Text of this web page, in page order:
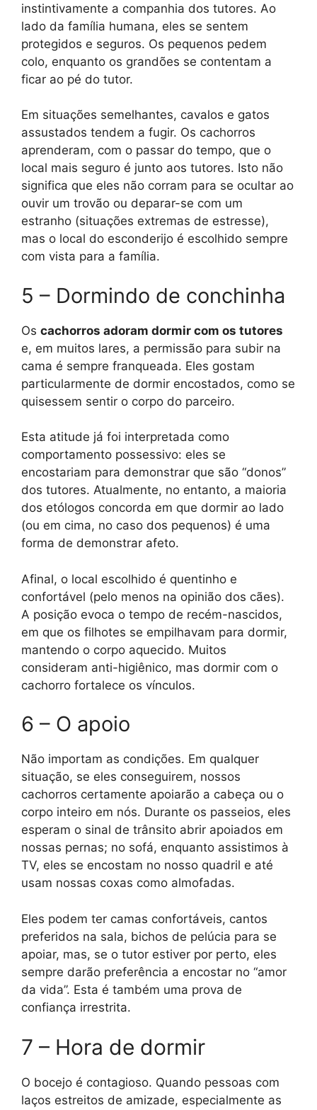
instintivamente a companhia dos tutores. Ao
lado da família humana, eles se sentem
protegidos e seguros. Os pequenos pedem
colo, enquanto os grandões se contentam a
ficar ao pé do tutor.
Em situações semelhantes, cavalos e gatos
assustados tendem a fugir. Os cachorros
aprenderam, com o passar do tempo, que o
local mais seguro é junto aos tutores. Isto não
significa que eles não corram para se ocultar ao
ouvir um trovão ou deparar-se com um
estranho (situações extremas de estresse),
mas o local do esconderijo é escolhido sempre
com vista para a família.
5 – Dormindo de conchinha
Os cachorros adoram dormir com os tutores
e, em muitos lares, a permissão para subir na
cama é sempre franqueada. Eles gostam
particularmente de dormir encostados, como se
quisessem sentir o corpo do parceiro.
Esta atitude já foi interpretada como
comportamento possessivo: eles se
encostariam para demonstrar que são “donos”
dos tutores. Atualmente, no entanto, a maioria
dos etólogos concorda em que dormir ao lado
(ou em cima, no caso dos pequenos) é uma
forma de demonstrar afeto.
Afinal, o local escolhido é quentinho e
confortável (pelo menos na opinião dos cães).
A posição evoca o tempo de recém-nascidos,
em que os filhotes se empilhavam para dormir,
mantendo o corpo aquecido. Muitos
consideram anti-higiênico, mas dormir com o
cachorro fortalece os vínculos.
6 – O apoio
Não importam as condições. Em qualquer
situação, se eles conseguirem, nossos
cachorros certamente apoiarão a cabeça ou o
corpo inteiro em nós. Durante os passeios, eles
esperam o sinal de trânsito abrir apoiados em
nossas pernas; no sofá, enquanto assistimos à
TV, eles se encostam no nosso quadril e até
usam nossas coxas como almofadas.
Eles podem ter camas confortáveis, cantos
preferidos na sala, bichos de pelúcia para se
apoiar, mas, se o tutor estiver por perto, eles
sempre darão preferência a encostar no “amor
da vida”. Esta é também uma prova de
confiança irrestrita.
7 – Hora de dormir
O bocejo é contagioso. Quando pessoas com
laços estreitos de amizade, especialmente as